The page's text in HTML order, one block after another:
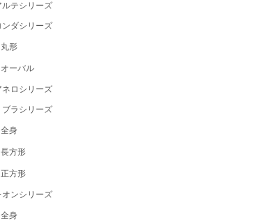
ルテシリーズ
ンダシリーズ
丸形
オーバル
ネロシリーズ
ブラシリーズ
全身
長方形
正方形
オンシリーズ
全身